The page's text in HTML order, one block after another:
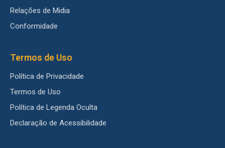
Relações de Midia
Conformidade
Termos de Uso
Política de Privacidade
Termos de Uso
Política de Legenda Oculta
Declaração de Acessibilidade